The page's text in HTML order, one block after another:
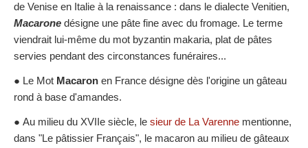
de Venise en Italie à la renaissance : dans le dialecte Venitien,
Macarone désigne une pâte fine avec du fromage. Le terme
viendrait lui-même du mot byzantin makaria, plat de pâtes
servies pendant des circonstances funéraires...
● Le Mot Macaron en France désigne dès l'origine un gâteau
rond à base d'amandes.
● Au milieu du XVIIe siècle, le sieur de La Varenne mentionne,
dans "Le pâtissier Français", le macaron au milieu de gâteaux